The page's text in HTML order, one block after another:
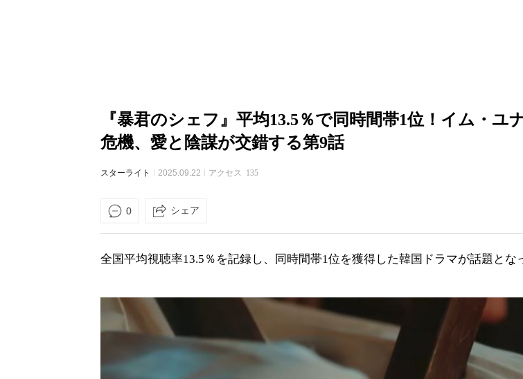
『暴君のシェフ』平均13.5％で同時間帯1位！イム・ユ
危機、愛と陰謀が交錯する第9話
スターライト 2025.09.22 アクセス 135
0 シェア
全国平均視聴率13.5％を記録し、同時間帯1位を獲得した韓国ドラマが話題とな